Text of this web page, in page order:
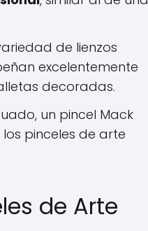
de lienzos
excelentemente
decoradas.
un pincel Mack
pinceles de arte
de Arte